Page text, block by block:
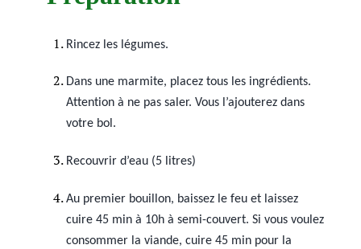
Rincez les légumes.
Dans une marmite, placez tous les ingrédients.
Attention à ne pas saler. Vous l’ajouterez dans
votre bol.
Recouvrir d’eau (5 litres)
Au premier bouillon, baissez le feu et laissez
cuire 45 min à 10h à semi-couvert. Si vous voulez
consommer la viande, cuire 45 min pour la